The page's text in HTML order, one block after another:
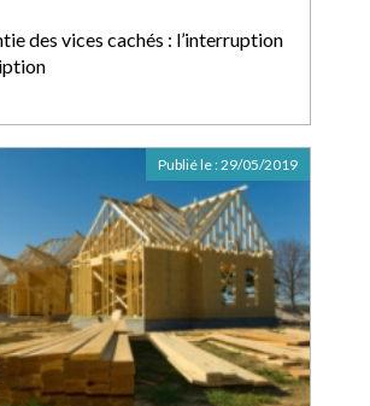
des vices cachés : l’interruption
Publié le :29/05/2019